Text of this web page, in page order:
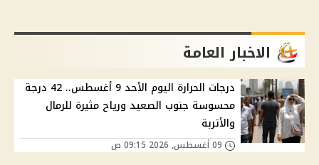
الاخبار العامة
درجات الحرارة اليوم الأحد 9 أغسطس.. 42 درجة
محسوسة جنوب الصعيد ورياح مثيرة للرمال
والأتربة